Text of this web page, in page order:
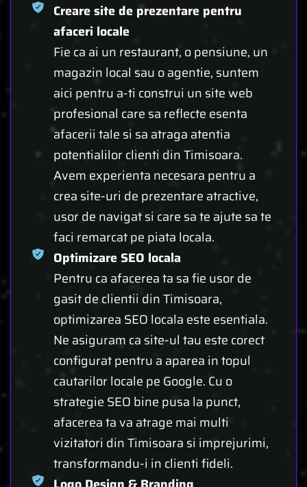
Creare site de prezentare pentru
afaceri locale
Fie ca ai un restaurant, o pensiune, un
magazin local sau o agentie, suntem
aici pentru a-ti construi un site web
profesional care sa reflecte esenta
afacerii tale si sa atraga atentia
potentialilor clienti din Timisoara.
Avem experienta necesara pentru a
crea site-uri de prezentare atractive,
usor de navigat si care sa te ajute sa te
faci remarcat pe piata locala.
Optimizare SEO locala
Pentru ca afacerea ta sa fie usor de
gasit de clientii din Timisoara,
optimizarea SEO locala este esentiala.
Ne asiguram ca site-ul tau este corect
configurat pentru a aparea in topul
cautarilor locale pe Google. Cu o
strategie SEO bine pusa la punct,
afacerea ta va atrage mai multi
vizitatori din Timisoara si imprejurimi,
transformandu-i in clienti fideli.